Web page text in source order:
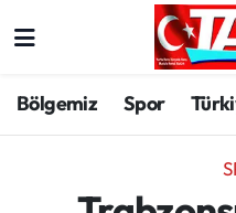
Bölgemiz Spor
Spor
Türkiye
Trabzon Hava
Trabzon Trafik